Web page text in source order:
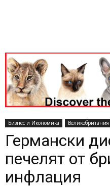
Бизнес и Икономика Великобритания
Германски
печелят от
инфлация